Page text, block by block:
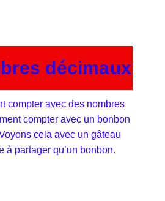
décimaux
compter avec des nombres
compter avec un bonbon
cela avec un gâteau
à partager qu’un bonbon.